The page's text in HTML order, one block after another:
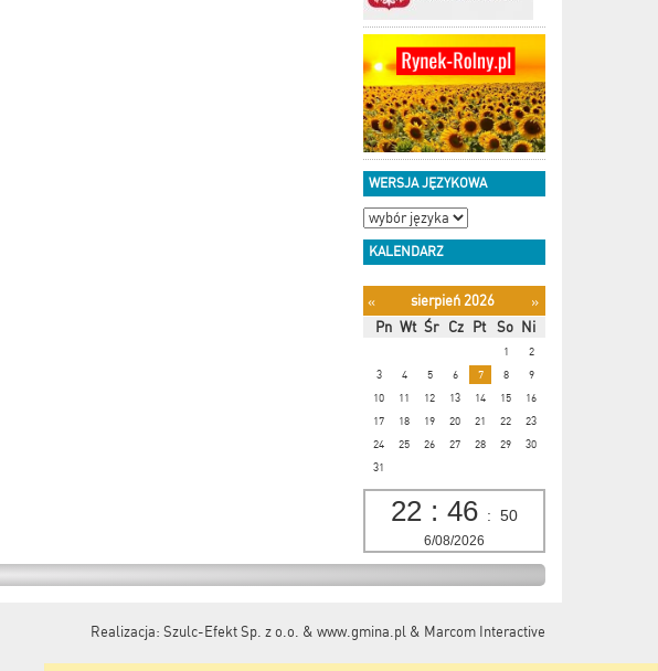
WERSJA JĘZYKOWA
KALENDARZ
« sierpień 2026
»
Pn Wt Śr Cz Pt So Ni
1
2
3
4 5 6 7 8
9
10
11 12 13 14 15
16
17
18 19 20 21 22
23
24
25 26 27 28 29
30
31
22 : 46 : 50
6/08/2026
Realizacja: Szulc-Efekt Sp. z o.o. & www.gmina.pl & Marcom Interactive